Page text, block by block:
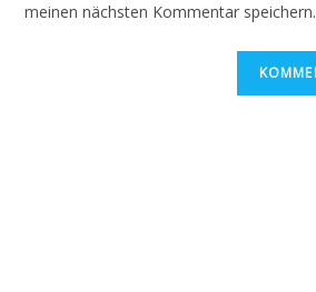
meinen nächsten Kommentar speichern.